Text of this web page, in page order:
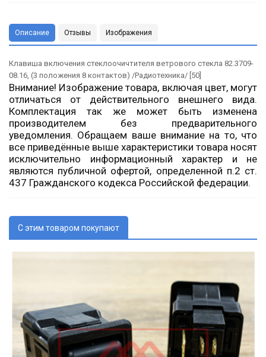
Описание Отзывы Изображения
Клавиша включения стеклоочичтителя ветрового стекла 82.3709-
08.16, (3 положения 8 контактов) /Радиотехника/ [50]
Внимание! Изображение товара, включая цвет, могут
отличаться от действительного внешнего вида.
Комплектация так же может быть изменена
производителем без предварительного
уведомления. Обращаем ваше внимание на то, что
все приведённые выше характеристики товара носят
исключительно информационный характер и не
являются публичной офертой, определенной п.2 ст.
437 Гражданского кодекса Российской федерации.
С этим товаром покупают